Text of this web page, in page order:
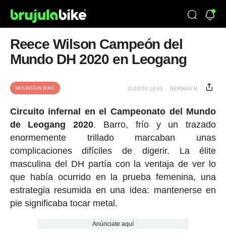
Reece Wilson Campeón del
Mundo DH 2020 en Leogang
MOUNTAIN BIKE 11/10/20 16:41 GERMÁN M.
Circuito infernal en el Campeonato del Mundo
de Leogang 2020. Barro, frío y un trazado
enormemente trillado marcaban unas
complicaciones difíciles de digerir. La élite
masculina del DH partía con la ventaja de ver lo
que había ocurrido en la prueba femenina, una
estrategia resumida en una idea: mantenerse en
pie significaba tocar metal.
Anúnciate aquí